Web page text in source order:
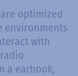
optimized
environments
with
a earhook,